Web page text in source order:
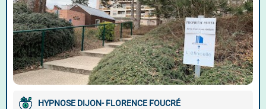
HYPNOSE DIJON- FLORENCE FOUCRÉ